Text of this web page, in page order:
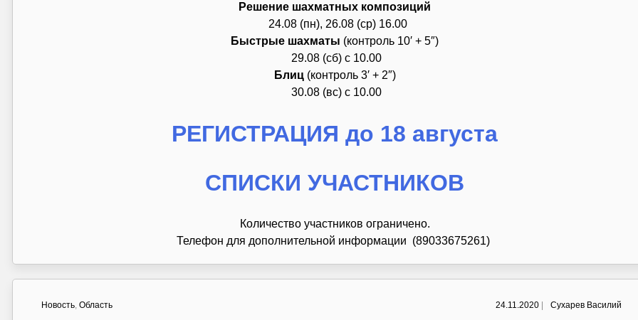
Решение шахматных композиций
24.08 (пн), 26.08 (ср) 16.00
Быстрые шахматы (контроль 10′ + 5″)
29.08 (сб) с 10.00
Блиц(контроль 3′ + 2″)
30.08 (вс) с 10.00
РЕГИСТРАЦИЯ до 18 августа
СПИСКИ УЧАСТНИКОВ
Количество участников ограничено.
Телефон для дополнительной информации (89033675261)
Новость, Область 24.11.2020 | Сухарев Василий